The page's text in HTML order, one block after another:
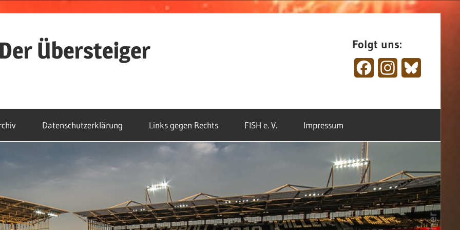
Der Übersteiger Folgt uns:
FacebookInstagram
Datenschutzerklärung Links gegen Rechts FISH e. V. Impressum